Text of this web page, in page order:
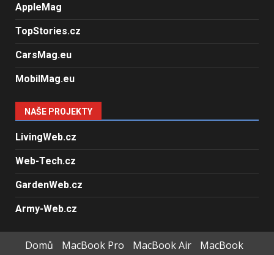
AppleMag
TopStories.cz
CarsMag.eu
MobilMag.eu
NAŠE PROJEKTY
LivingWeb.cz
Web-Tech.cz
GardenWeb.cz
Army-Web.cz
Domů MacBook Pro MacBook Air
MacBook